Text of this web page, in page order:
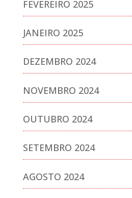
FEVEREIRO 2025
JANEIRO 2025
DEZEMBRO 2024
NOVEMBRO 2024
OUTUBRO 2024
SETEMBRO 2024
AGOSTO 2024